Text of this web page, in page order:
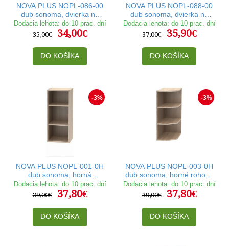
NOVA PLUS NOPL-086-00
dub sonoma, dvierka na
umývačku riadu v šírke
44,6 cm a výške 72,2 cm
Dodacia lehota: do 10 prac. dní
35,00€
34,00€
DO KOŠÍKA
NOVA PLUS NOPL-088-00
dub sonoma, dvierka na
umývačku riadu v šírke
59,6 cm a výške 72,2 cm
Dodacia lehota: do 10 prac. dní
37,00€
35,90€
DO KOŠÍKA
-3%
NOVA PLUS NOPL-001-0H
dub sonoma, horná
otvorená skrinka v šírke 30
cm
Dodacia lehota: do 10 prac. dní
39,00€
37,80€
DO KOŠÍKA
-3%
NOVA PLUS NOPL-003-0H
dub sonoma, horné rohové
ukončenie v šírke 30 cm
Dodacia lehota: do 10 prac. dní
39,00€
37,80€
DO KOŠÍKA